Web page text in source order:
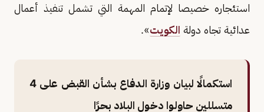
استئجاره خصيصا لإتمام المهمة التي تشمل تنفيذ أعمال
عدائية تجاه دولة الكويت».
استكمالًا لبيان وزارة الدفاع بشأن القبض على 4
متسللين حاولوا دخول البلاد بحرًا